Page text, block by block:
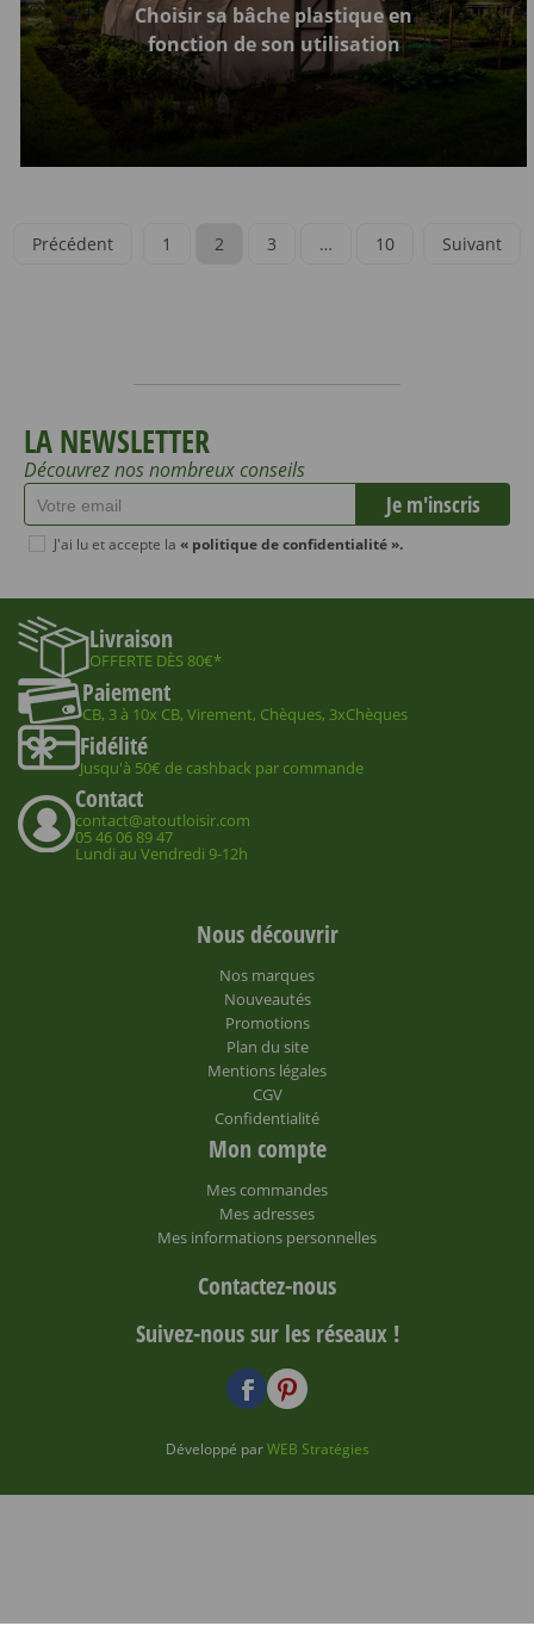
Choisir sa bâche plastique en
fonction de son utilisation
Précédent 1 2 3 … 10 Suivant
LA NEWSLETTER
Découvrez nos nombreux conseils
J'ai lu et accepte la « politique de confidentialité ».
Livraison
OFFERTE DÈS 80€*
Paiement
CB, 3 à 10x CB, Virement, Chèques, 3xChèques
Fidélité
Jusqu'à 50€ de cashback par commande
Contact
contact@atoutloisir.com
05 46 06 89 47
Lundi au Vendredi 9-12h
Nous découvrir
Nos marques
Nouveautés
Promotions
Plan du site
Mentions légales
CGV
Confidentialité
Mon compte
Mes commandes
Mes adresses
Mes informations personnelles
Contactez-nous
Suivez-nous sur les réseaux !
Développé parWEB Stratégies